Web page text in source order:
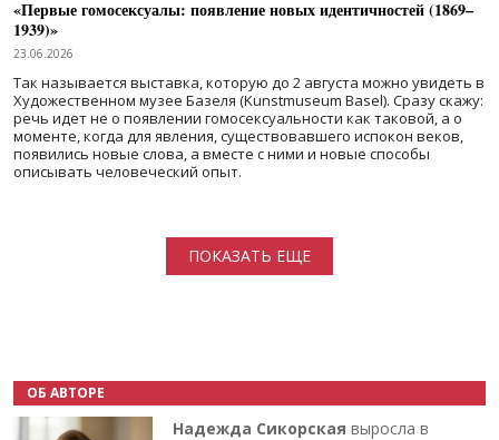
«Первые гомосексуалы: появление новых идентичностей (1869–
1939)»
23.06.2026
Так называется выставка, которую до 2 августа можно увидеть в
Художественном музее Базеля (Kunstmuseum Basel). Сразу скажу:
речь идет не о появлении гомосексуальности как таковой, а о
моменте, когда для явления, существовавшего испокон веков,
появились новые слова, а вместе с ними и новые способы
описывать человеческий опыт.
ПОКАЗАТЬ ЕЩЕ
ОБ АВТОРЕ
Надежда Сикорская выросла в